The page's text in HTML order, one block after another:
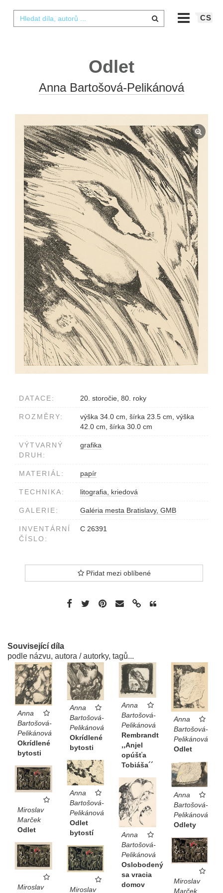
CS
Odlet
Anna Bartošová-Pelikánová
DATACE: 20. storočie, 80. roky
ROZMĚRY:
výška 34.0 cm, šírka 23.5 cm, výška
42.0 cm, šírka 30.0 cm
VÝTVARNÝ
DRUH:
grafika
MATERIÁL: papír
TECHNIKA: litografia, kriedová
GALERIE: Galéria mesta Bratislavy, GMB
INVENTÁRNÍ
ČÍSLO:
C 26391
Přidat mezi oblíbené
Související díla
podle názvu, autora / autorky, tagů...
Anna
Bartošová-
Pelikánová
Okrídlené
bytosti
Anna
Bartošová-
Pelikánová
Okrídlené
bytosti
Anna
Bartošová-
Pelikánová
Rembrandt
,,Anjel
opúšťa
Tobiáša´´
Anna
Bartošová-
Pelikánová
Odlet
Anna
Bartošová-
Pelikánová
Odlet
bytostí
Anna
Bartošová-
Pelikánová
Odlety
Miroslav
Marček
Odlet
Anna
Bartošová-
Pelikánová
Oslobodený
sa vracia
domov
Miroslav
Marček
Miroslav Miroslav